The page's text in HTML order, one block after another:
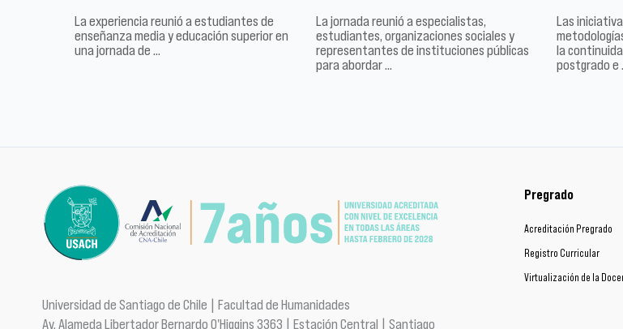
La experiencia reunió a estudiantes de
enseñanza media y educación superior en
una jornada de …
La jornada reunió a especialistas,
estudiantes, organizaciones sociales y
representantes de instituciones públicas
para abordar …
Las
la
postgrado e
Universidad de Santiago de Chile | Facultad de Humanidades
Av. Alameda Libertador Bernardo O'Higgins 3363 | Estación Central | Santiago
Pregrado
Acreditación Pregrado
Registro Curricular
Virtualización de la